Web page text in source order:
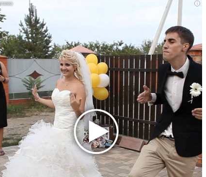
i